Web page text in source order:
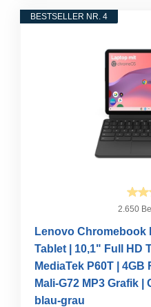
BESTSELLER NR. 4
2.650
Lenovo Chromebook
Tablet | 10,1" Full HD
MediaTek P60T | 4GB
Mali-G72 MP3 Grafik |
blau-grau